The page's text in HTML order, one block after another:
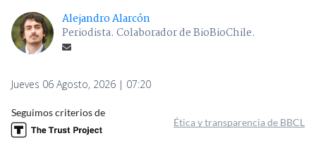
Alejandro Alarcón
Periodista. Colaborador de BioBioChile.
Jueves 06 Agosto, 2026 | 07:20
Seguimos criterios de
Ética y transparencia de BBCL